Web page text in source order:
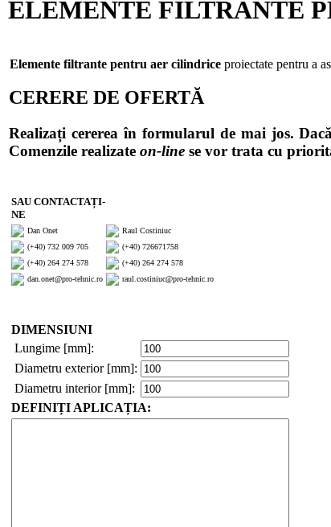
ELEMENTE FILTRANTE
Elemente filtrante pentru aer cilindrice proiectate pentru a
CERERE DE OFERTĂ
Realizați cererea în formularul de mai jos.
Comenzile realizate on-line se vor trata cu
SAU CONTACTAȚI-
NE
Dan Onet
Raul Costiniuc
(+40) 732 009 705
(+40) 726671758
(+40) 264 274 578
(+40) 264 274 578
dan.onet@pro-tehnic.ro
raul.costiniuc@pro-tehnic.ro
DIMENSIUNI
Lungime [mm]:
Diametru exterior [mm]:
Diametru interior [mm]:
DEFINIȚI APLICAȚIA: